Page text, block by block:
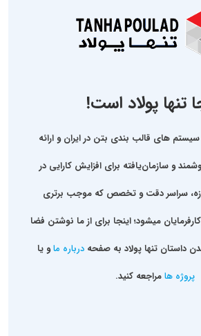
تنها پولاد است!
سیستم های قالب بندی بتن در ایران و ارائه
و سازمان‌یافته برای افزایش کارایی در
سراسر دقت و تخصص که موجب برتری
میشود؛اینجا برای از ما نوشتن فضا
داستان تنها پولاد به صفحه درباره ما و یا
پروژه هامراجعه کنید.